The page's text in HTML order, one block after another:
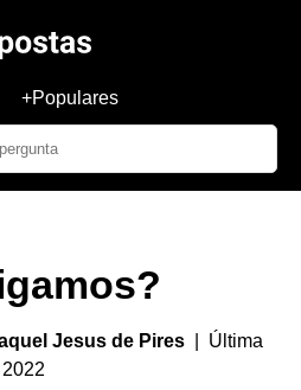
+Populares
Jesus de Pires | Última